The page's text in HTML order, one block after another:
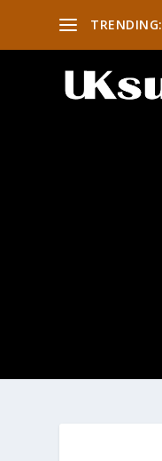
TRENDING: